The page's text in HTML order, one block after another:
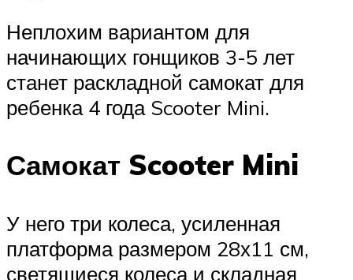
Неплохим вариантом для
начинающих гонщиков 3-5 лет
станет раскладной самокат для
ребенка 4 года Scooter Mini.
Самокат Scooter Mini
У него три колеса, усиленная
платформа размером 28х11 см,
светящиеся колеса и складная